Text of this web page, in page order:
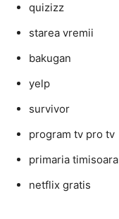
quizizz
starea vremii
bakugan
yelp
survivor
program tv pro tv
primaria timisoara
netflix gratis